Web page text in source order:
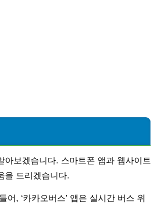
보겠습니다. 스마트폰 앱과 웹사이트
을 드리겠습니다.
, ‘카카오버스’ 앱은 실시간 버스 위